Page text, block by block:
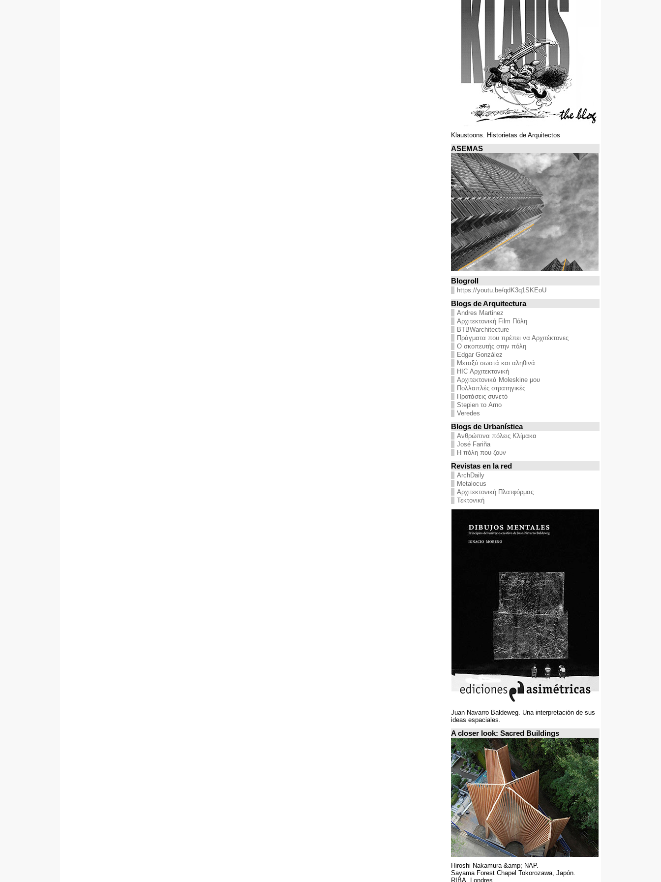
Klaustoons. Historietas de Arquitectos
ASEMAS
Blogroll
https://youtu.be/qdK3q1SKEoU
Blogs de Arquitectura
Andres Martinez
Αρχιτεκτονική Film Πόλη
BTBWarchitecture
Πράγματα που πρέπει να Αρχιτέκτονες
Ο σκοπευτής στην πόλη
Edgar González
Μεταξύ σωστά και αληθινά
HIC Αρχιτεκτονική
Αρχιτεκτονικά Moleskine μου
Πολλαπλές στρατηγικές
Προτάσεις συνετό
Stepien το Arno
Veredes
Blogs de Urbanística
Ανθρώπινα πόλεις Κλίμακα
José Fariña
Η πόλη που ζουν
Revistas en la red
ArchDaily
Metalocus
Αρχιτεκτονική Πλατφόρμας
Τεκτονική
Juan Navarro Baldeweg. Una interpretación de sus
ideas espaciales.
A closer look: Sacred Buildings
Hiroshi Nakamura &amp; NAP.
Sayama Forest Chapel Tokorozawa, Japón.
RIBA, Londres.